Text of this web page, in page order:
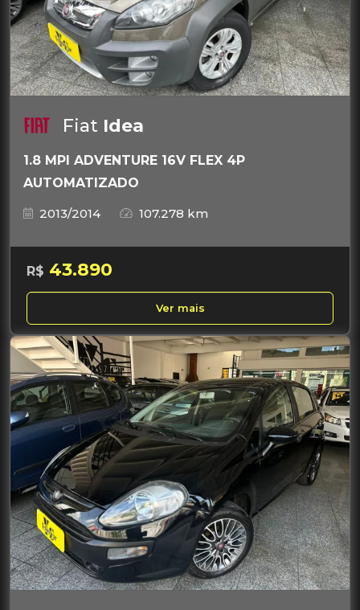
Fiat Idea
1.8 MPI ADVENTURE 16V FLEX 4P
AUTOMATIZADO
2013/2014
107.278 km
R$ 43.890
Ver mais